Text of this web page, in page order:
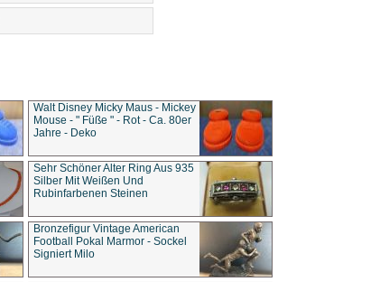
Walt Disney Micky Maus - Mickey
Mouse - " Füße " - Rot - Ca. 80er
Jahre - Deko
Sehr Schöner Alter Ring Aus 935
Silber Mit Weißen Und
Rubinfarbenen Steinen
Bronzefigur Vintage American
Football Pokal Marmor - Sockel
Signiert Milo